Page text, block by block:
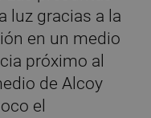
luz gracias a la
en un medio
próximo al
de Alcoy
el